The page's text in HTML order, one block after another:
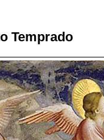
Temprado